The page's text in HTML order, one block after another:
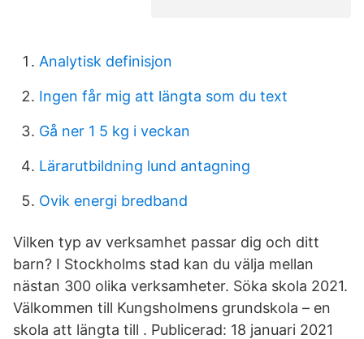
Analytisk definisjon
Ingen får mig att längta som du text
Gå ner 1 5 kg i veckan
Lärarutbildning lund antagning
Ovik energi bredband
Vilken typ av verksamhet passar dig och ditt
barn? I Stockholms stad kan du välja mellan
nästan 300 olika verksamheter. Söka skola 2021.
Välkommen till Kungsholmens grundskola – en
skola att längta till . Publicerad: 18 januari 2021